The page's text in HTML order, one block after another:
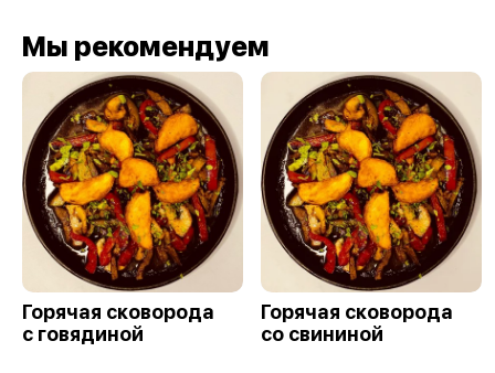
Мы рекомендуем
Горячая сковорода
с говядиной
Горячая сковорода
со свининой